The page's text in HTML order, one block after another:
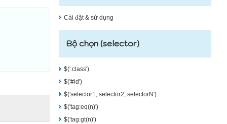
Cài đặt & sử dụng
Bộ chọn (selector)
$('.class')
$('#id')
$('selector1, selector2, selectorN')
$('tag:eq(n)')
$('tag:gt(n)')